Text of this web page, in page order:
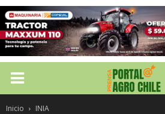
Inicio INIA